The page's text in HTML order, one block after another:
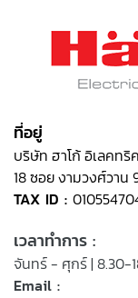
ที่อยู่
บริษัท ฮาโก้ อิเลคท
18 ซอย งามวงศ์วาน
TAX ID :
เวลาทำการ :
จันทร์ - ศุกร์ | 8.30-
Email :